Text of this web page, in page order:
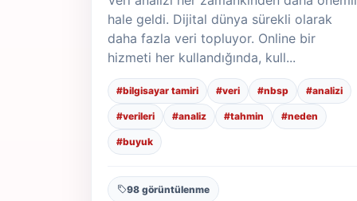
hale geldi. Dijital dünya sürekli olarak
daha fazla veri topluyor. Online bir
hizmeti her kullandığında, kull...
#bilgisayar tamiri #veri #nbsp #analizi
#verileri #analiz #tahmin #neden
#buyuk
98 görüntülenme